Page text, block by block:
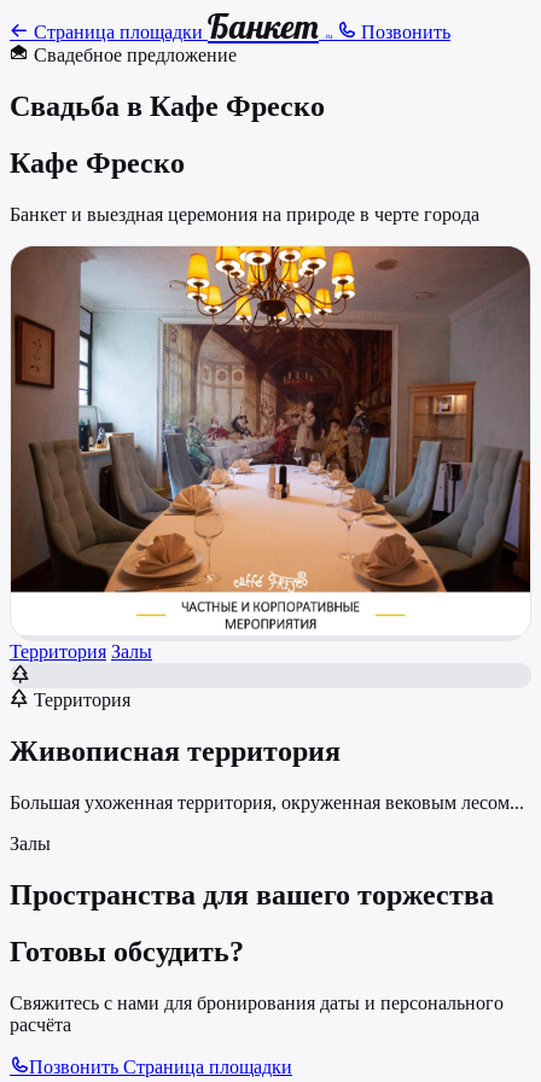
Страница площадки Банкет .ru
Позвонить
Свадебное предложение
Свадьба в Кафе Фреско
Кафе Фреско
Банкет и выездная церемония на природе в черте города
Территория Залы
Территория
Живописная территория
Большая ухоженная территория, окруженная вековым лесом...
Залы
Пространства для вашего торжества
Готовы обсудить?
Свяжитесь с нами для бронирования даты и персонального
расчёта
Позвонить Страница площадки